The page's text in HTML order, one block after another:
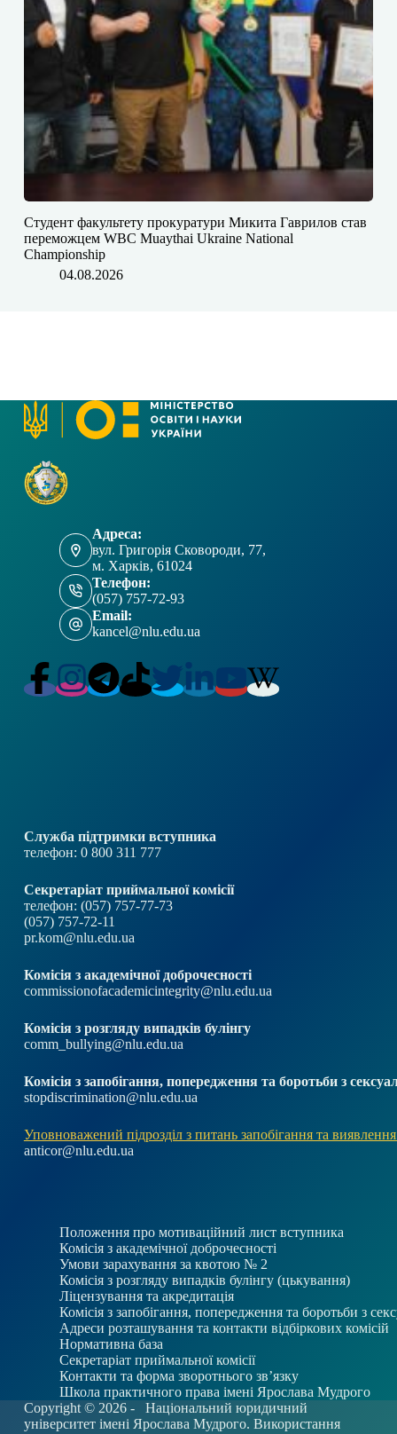
Студент факультету прокуратури Микита Гаврилов став
переможцем WBC Muaythai Ukraine National
Championship
04.08.2026
Адреса:
вул. Григорія Сковороди, 77,
м. Харків, 61024
Телефон:
(057) 757-72-93
Email:
kancel@nlu.edu.ua
Служба підтримки вступника
телефон: 0 800 311 777
Секретаріат приймальної комісії
телефон: (057) 757-77-73
(057) 757-72-11
pr.kom@nlu.edu.ua
Комісія з академічної доброчесності
commissionofacademicintegrity@nlu.edu.ua
Комісія з розгляду випадків булінгу
comm_bullying@nlu.edu.ua
Комісія з запобігання, попередження та боротьби з
stopdiscrimination@nlu.edu.ua
Уповноважений підрозділ з питань запобігання та виявлення
anticor@nlu.edu.ua
Положення про мотиваційний лист вступника
Комісія з академічної доброчесності
Умови зарахування за квотою № 2
Комісія з розгляду випадків булінгу (цькування)
Ліцензування та акредитація
Комісія з запобігання, попередження та боротьби з
Адреси розташування та контакти відбіркових комісій
Нормативна база
Секретаріат приймальної комісії
Контакти та форма зворотнього зв’язку
Школа практичного права імені Ярослава Мудрого
Copyright © 2026 - Національний юридичний
університет імені Ярослава Мудрого. Використання